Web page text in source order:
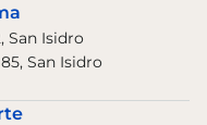
San Isidro
San Isidro